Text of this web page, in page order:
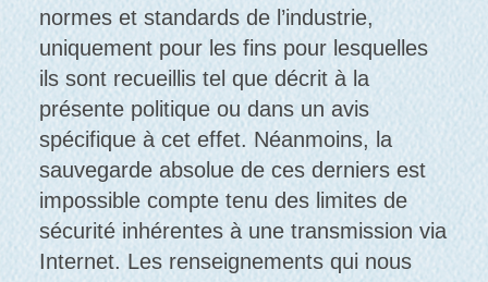
normes et standards de l’industrie,
uniquement pour les fins pour lesquelles
ils sont recueillis tel que décrit à la
présente politique ou dans un avis
spécifique à cet effet. Néanmoins, la
sauvegarde absolue de ces derniers est
impossible compte tenu des limites de
sécurité inhérentes à une transmission via
Internet. Les renseignements qui nous